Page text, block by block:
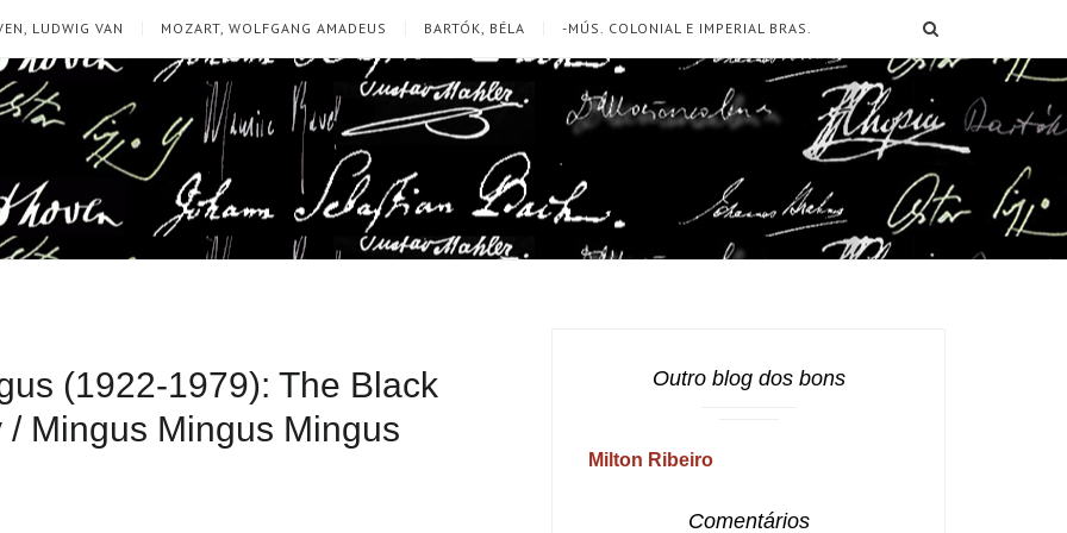
LUDWIG VAN MOZART, WOLFGANG AMADEUS BARTÓK, BÉLA -MÚS. COLONIAL E IMPERIAL BRAS.
(1922-1979): The Black
Mingus Mingus Mingus
Outro blog dos bons
Milton Ribeiro
Comentários